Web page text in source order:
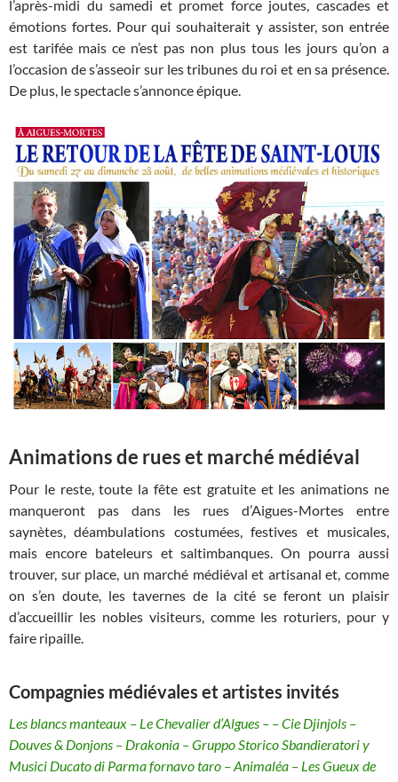
l’après-midi du samedi et promet force joutes, cascades et
émotions fortes. Pour qui souhaiterait y assister, son entrée
est tarifée mais ce n’est pas non plus tous les jours qu’on a
l’occasion de s’asseoir sur les tribunes du roi et en sa présence.
De plus, le spectacle s’annonce épique.
Animations de rues et marché médiéval
Pour le reste, toute la fête est gratuite et les animations ne
manqueront pas dans les rues d’Aigues-Mortes entre
saynètes, déambulations costumées, festives et musicales,
mais encore bateleurs et saltimbanques. On pourra aussi
trouver, sur place, un marché médiéval et artisanal et, comme
on s’en doute, les tavernes de la cité se feront un plaisir
d’accueillir les nobles visiteurs, comme les roturiers, pour y
faire ripaille.
Compagnies médiévales et artistes invités
Les blancs manteaux – Le Chevalier d’Algues – – Cie Djinjols –
Douves & Donjons – Drakonia – Gruppo Storico Sbandieratori y
Musici Ducato di Parma fornavo taro – Animaléa – Les Gueux de